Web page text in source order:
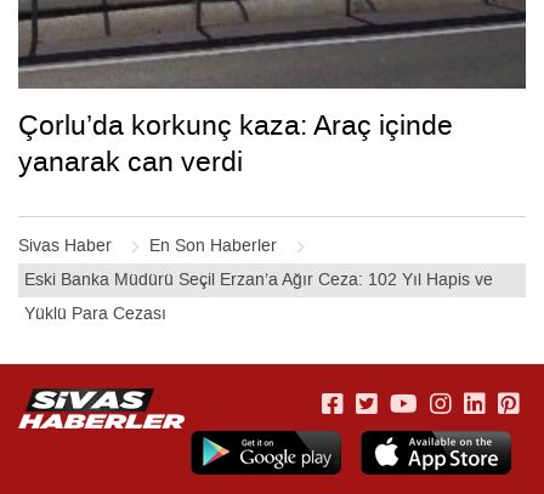
Sivas Haber
En Son Haberler
Eski Banka Müdürü Seçil Erzan’a Ağır Ceza: 102 Yıl Hapis ve
Yüklü Para Cezası
Çorlu’da korkunç kaza: Araç içinde
yanarak can verdi